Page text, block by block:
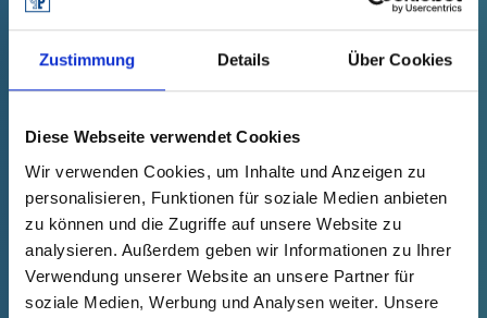
Zustimmung Details Über Cookies
Diese Webseite verwendet Cookies
Wir verwenden Cookies, um Inhalte und Anzeigen zu
personalisieren, Funktionen für soziale Medien anbieten
zu können und die Zugriffe auf unsere Website zu
analysieren. Außerdem geben wir Informationen zu Ihrer
Verwendung unserer Website an unsere Partner für
soziale Medien, Werbung und Analysen weiter. Unsere
GPN 207 FL 73 PCR-PE / PE-LD,
amarillo
Datos técnicos
mostrar
Nº de pedido
20700731073